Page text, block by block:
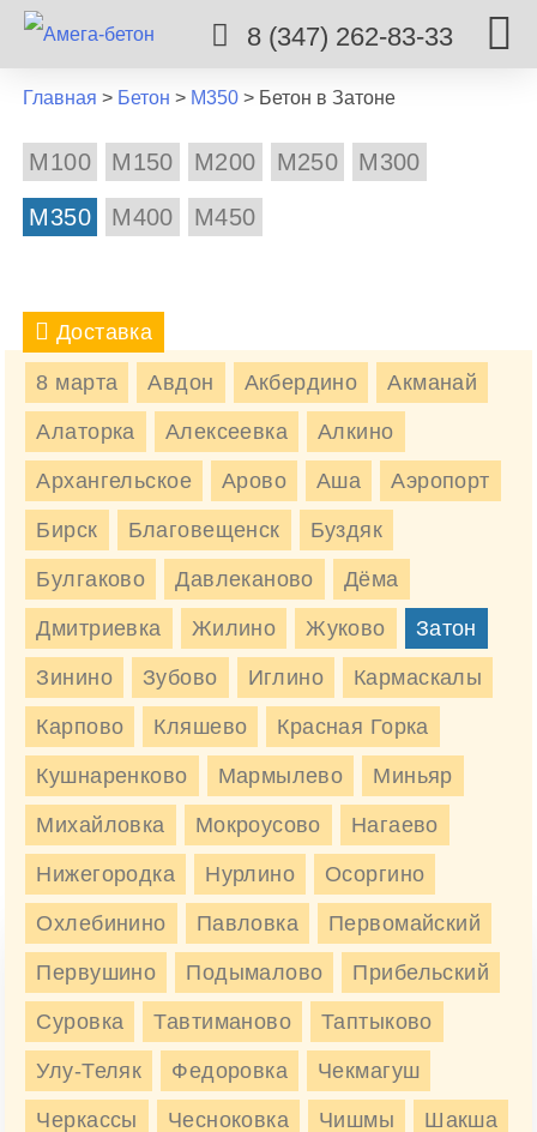
8 (347) 262-83-33
Главная > Бетон > М350 > Бетон в Затоне
М100 М150 М200 М250 М300
М350
Доставка
8 марта Авдон Акбердино Акманай
Алаторка Алексеевка Алкино
Архангельское Арово Аша Аэропорт
Бирск Благовещенск Буздяк
Булгаково Давлеканово Дёма
Дмитриевка Жилино Жуково Затон
Зинино Зубово Иглино Кармаскалы
Карпово Кляшево Красная Горка
Кушнаренково Мармылево Миньяр
Михайловка Мокроусово Нагаево
Нижегородка Нурлино Осоргино
Охлебинино Павловка Первомайский
Первушино Подымалово Прибельский
Суровка Тавтиманово Таптыково
Улу-Теляк Федоровка Чекмагуш
Черкассы Чесноковка Чишмы Шакша
М400 М450
БЕТОН М350 В ЗАТОНЕ
Бетон М350 в Затон быстро и по действительно
низким ценам, обращайтесь.
Марка Наименование Цена, руб/м3
М350
БСТ В25 (гранит) П1-П4
F200 W6
3850 руб/м3
М350
БСТ В25 (гравий) П1-П4
F200 W6
3350 руб/м3
3350 руб Заказать
Доставка бетона М350 в Затон
Стоимость доставки бетона
в Затоне, руб
Автобетоносмеситель с
объемом барабана 6 м3
от 1700 руб.
Заказать